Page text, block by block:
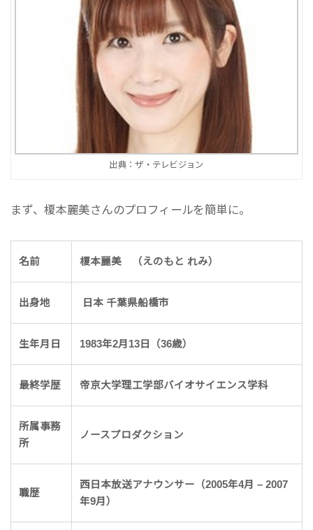
出典：ザ・テレビジョン
まず、榎本麗美さんのプロフィールを簡単に。
名前 榎本麗美 （えのもと れみ）
出身地 日本 千葉県船橋市
生年月日 1983年2月13日（36歳）
最終学歴 帝京大学理工学部バイオサイエンス学科
所属事務
所
ノースプロダクション
職歴
西日本放送アナウンサー（2005年4月 – 2007
年9月）